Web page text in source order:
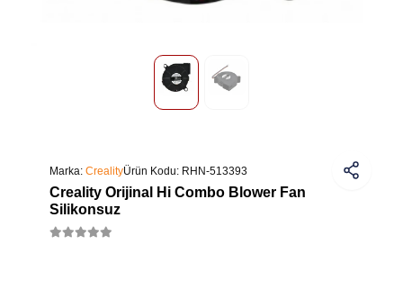
Marka: CrealityÜrün Kodu: RHN-513393
Creality Orijinal Hi Combo Blower Fan
Silikonsuz